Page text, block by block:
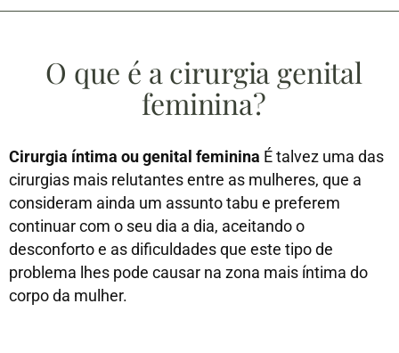
O que é a cirurgia genital
feminina?
Cirurgia íntima ou genital feminina É talvez uma das
cirurgias mais relutantes entre as mulheres, que a
consideram ainda um assunto tabu e preferem
continuar com o seu dia a dia, aceitando o
desconforto e as dificuldades que este tipo de
problema lhes pode causar na zona mais íntima do
corpo da mulher.